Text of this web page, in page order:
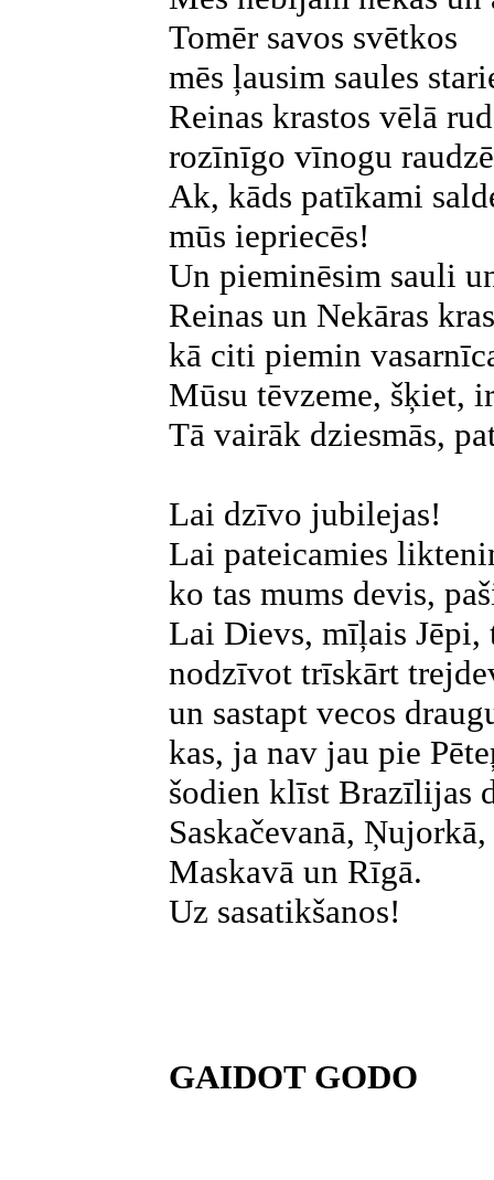
Tomēr savos svētkos
mēs ļausim saules
Reinas krastos vēlā
rozīnīgo vīnogu
Ak, kāds patīkami
mūs iepriecēs!
Un pieminēsim sauli
Reinas un Nekāras
kā citi piemin
Mūsu tēvzeme, šķiet,
Tā vairāk dziesmās,
Lai dzīvo jubilejas!
Lai pateicamies
ko tas mums devis,
Lai Dievs, mīļais Jēpi,
nodzīvot trīskārt
un sastapt vecos
kas, ja nav jau pie
šodien klīst Brazīlijas
Saskačevanā,
Maskavā un Rīgā.
Uz sasatikšanos!
GAIDOT GODO